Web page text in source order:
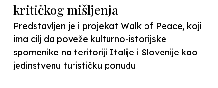
kritičkog mišljenja
Predstavljen je i projekat Walk of Peace, koji
ima cilj da poveže kulturno-istorijske
spomenike na teritoriji Italije i Slovenije kao
jedinstvenu turističku ponudu